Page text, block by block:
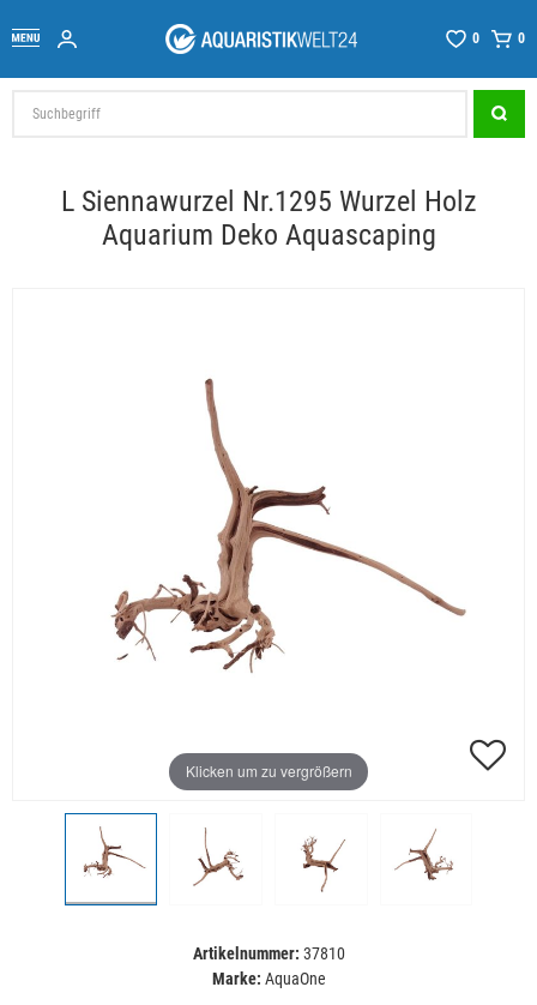
0 0
L Siennawurzel Nr.1295 Wurzel Holz
Aquarium Deko Aquascaping
Klicken um zu vergrößern
Artikelnummer: 37810
Marke: AquaOne